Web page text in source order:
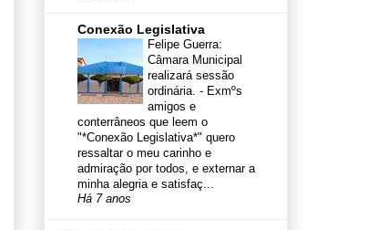
Conexão Legislativa
Felipe Guerra:
Câmara Municipal
realizará sessão
ordinária. - Exmºs
amigos e
conterrâneos que leem o
"*Conexão Legislativa*" quero
ressaltar o meu carinho e
admiração por todos, e externar a
minha alegria e satisfaç...
Há 7 anos